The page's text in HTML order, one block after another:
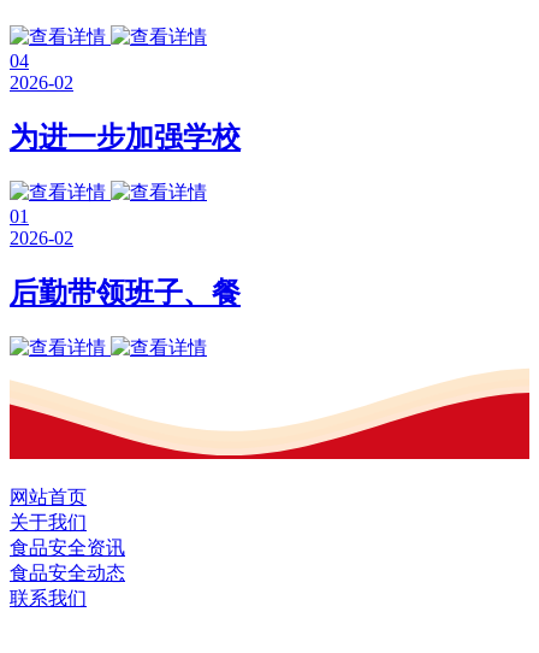
04
2026-02
为进一步加强学校
01
2026-02
后勤带领班子、餐
网站首页
关于我们
食品安全资讯
食品安全动态
联系我们